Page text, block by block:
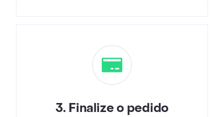
3. Finalize o pedido